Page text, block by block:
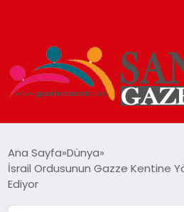
TEKNOLOJI
Ana Sayfa Dünya
İsrail Ordusunun Gazze Kentine
Ediyor